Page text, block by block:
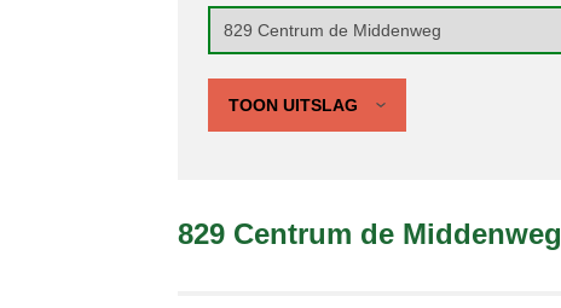
TOON UITSLAG
829 Centrum de Middenweg